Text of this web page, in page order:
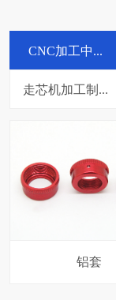
CNC加工中...
走芯机加工制...
铝套